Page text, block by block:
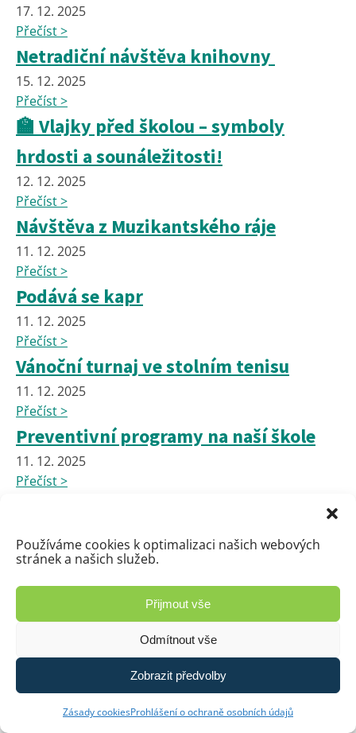
Používáme cookies k optimalizaci našich webových
stránek a našich služeb.
Přijmout vše
Odmítnout vše
Zobrazit předvolby
Zásady cookiesProhlášení o ochraně osobních údajů
17. 12. 2025
Přečíst >
Netradiční návštěva knihovny
15. 12. 2025
Přečíst >
🏫 Vlajky před školou – symboly
hrdosti a sounáležitosti!
12. 12. 2025
Přečíst >
Návštěva z Muzikantského ráje
11. 12. 2025
Přečíst >
Podává se kapr
11. 12. 2025
Přečíst >
Vánoční turnaj ve stolním tenisu
11. 12. 2025
Přečíst >
Preventivní programy na naší škole
11. 12. 2025
Přečíst >
třídy pro školní rok 2026/2027
11. 12. 2025
Indiáni z družiny dostali vzkaz od
10. 12. 2025
🐟🔬 Když se teorie potká s praxí: